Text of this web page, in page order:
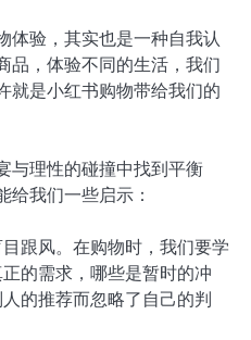
体验，其实也是一种自我认
品，体验不同的生活，我们
就是小红书购物带给我们的
与理性的碰撞中找到平衡
我们一些启示：
跟风。在购物时，我们要学
的需求，哪些是暂时的冲
的推荐而忽略了自己的判